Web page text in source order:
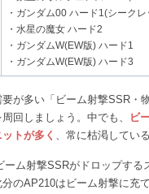
・ガンダム00 ハード1(シーク
・水星の魔女 ハード2
・ガンダムW(EW版) ハード1
・ガンダムW(EW版) ハード3
が多い「ビーム射撃SSR・
回しましょう。中でも、
ビ
トが多く
、常に枯渇してい
ーム射撃SSRがドロップする
のAP210はビーム射撃に充